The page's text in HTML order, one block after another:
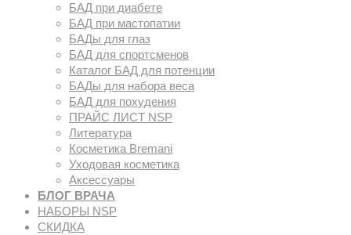
БАД при диабете
БАД при мастопатии
БАДы для глаз
БАД для спортсменов
Каталог БАД для потенции
БАДы для набора веса
БАД для похудения
ПРАЙС ЛИСТ NSP
Литература
Косметика Bremani
Уходовая косметика
Аксессуары
БЛОГ ВРАЧА
НАБОРЫ NSP
СКИДКА